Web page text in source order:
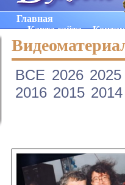
Главная
Карта сайта
ВCE 2026 2025
2016 2015 2014